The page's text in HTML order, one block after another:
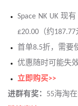
Space NK UK 现
£20.00（约187.77
首单8.5折，需要
优惠随时可能失效
立即购买>>
进群有奖： 55海淘